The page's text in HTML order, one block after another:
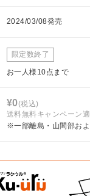
2024/03/08発売
限定数終了
お一人様10点まで
¥0(税込)
送料無料キャンペーン
※一部離島・山間部お